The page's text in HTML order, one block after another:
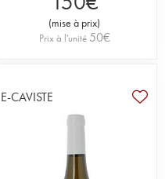
(mise à prix)
Prix à l'unité 50€
E-CAVISTE